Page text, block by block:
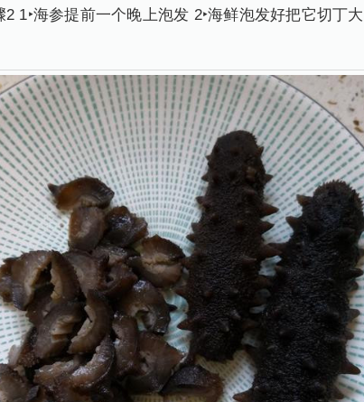
2 1‣海参提前一个晚上泡发 2‣海鲜泡发好把它切丁